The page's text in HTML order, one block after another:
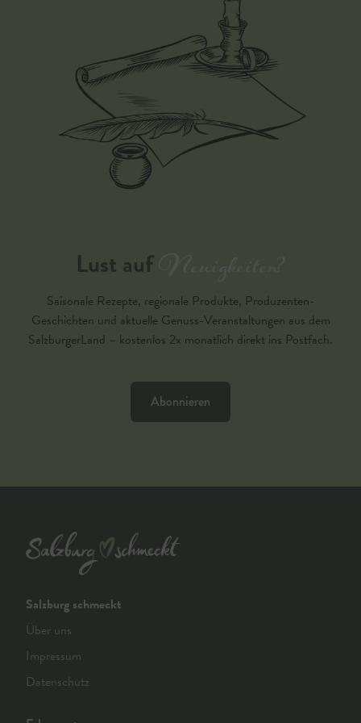
Lust aufNeuigkeiten?
Saisonale Rezepte, regionale Produkte, Produzenten-
Geschichten und aktuelle Genuss-Veranstaltungen aus dem
SalzburgerLand – kostenlos 2x monatlich direkt ins Postfach.
Abonnieren
Salzburg schmeckt
Über uns
Impressum
Datenschutz